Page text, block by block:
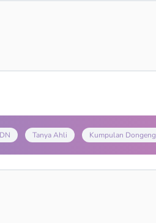
Tanya Ahli Kumpulan Dongeng